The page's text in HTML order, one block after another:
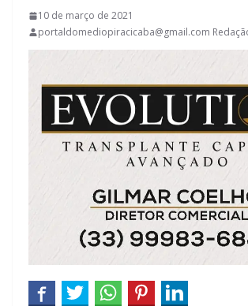
10 de março de 2021
portaldomediopiracicaba@gmail.com